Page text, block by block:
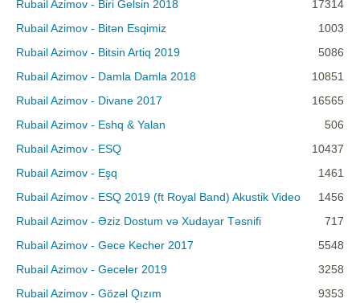
Rubail Azimov - Biri Gelsin 2018
17314
Rubail Azimov - Bitən Esqimiz
1003
Rubail Azimov - Bitsin Artiq 2019
5086
Rubail Azimov - Damla Damla 2018
10851
Rubail Azimov - Divane 2017
16565
Rubail Azimov - Eshq & Yalan
506
Rubail Azimov - ESQ
10437
Rubail Azimov - Eşq
1461
Rubail Azimov - ESQ 2019 (ft Royal Band) Akustik Video
1456
Rubail Azimov - Əziz Dostum və Xudayar Təsnifi
717
Rubail Azimov - Gece Kecher 2017
5548
Rubail Azimov - Geceler 2019
3258
Rubail Azimov - Gözəl Qızım
9353